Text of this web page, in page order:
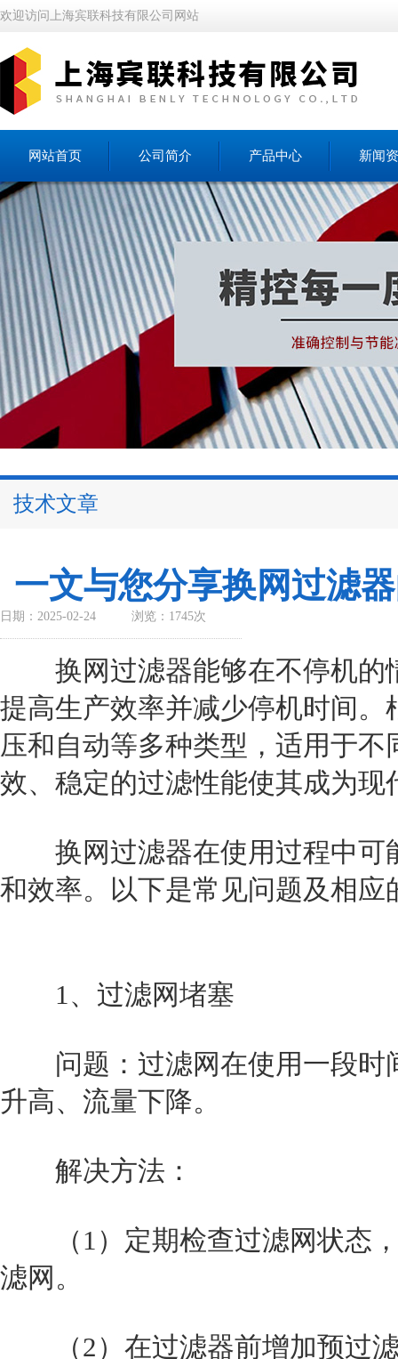
欢迎访问上海宾联科技有限公司网站
网站首页 公司简介 产品中心 新闻
技术文章
一文与您分享换网过滤
日期：2025-02-24 浏览：1745次
换网过滤器能够在不停机的
提高生产效率并减少停机时间
压和自动等多种类型，适用于
效、稳定的过滤性能使其成为
换网过滤器在使用过程中可
和效率。以下是常见问题及相应
1、过滤网堵塞
问题：过滤网在使用一段时
升高、流量下降。
解决方法：
（1）定期检查过滤网状态，
滤网。
（2）在过滤器前增加预过滤